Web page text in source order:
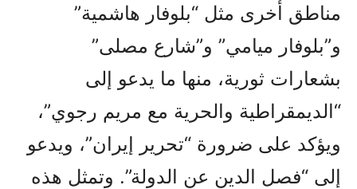
مناطق أخرى مثل “بلوفار هاشمية”
و”بلوفار ميامي” و”شارع مصلى”
بشعارات ثورية، منها ما يدعو إلى
“الديمقراطية والحرية مع مريم رجوي”،
ويؤكد على ضرورة “تحرير إيران”، ويدعو
إلى “فصل الدين عن الدولة”. وتمثل هذه